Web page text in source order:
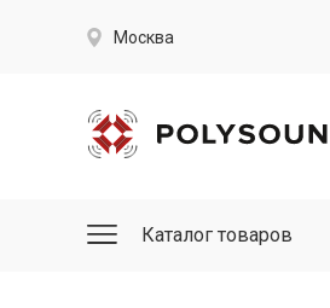
Москва
Каталог товаров